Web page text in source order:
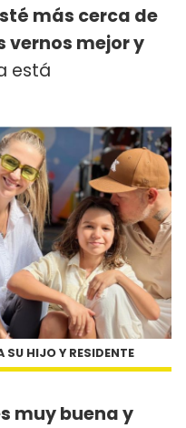
más cerca de
vernos mejor y
está
HIJO Y RESIDENTE
muy buena y